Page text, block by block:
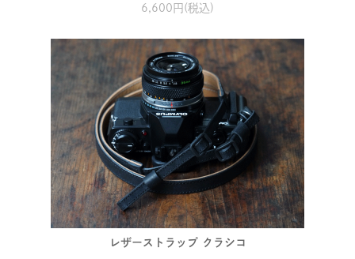
6,600円(税込)
レザーストラップ クラシコ